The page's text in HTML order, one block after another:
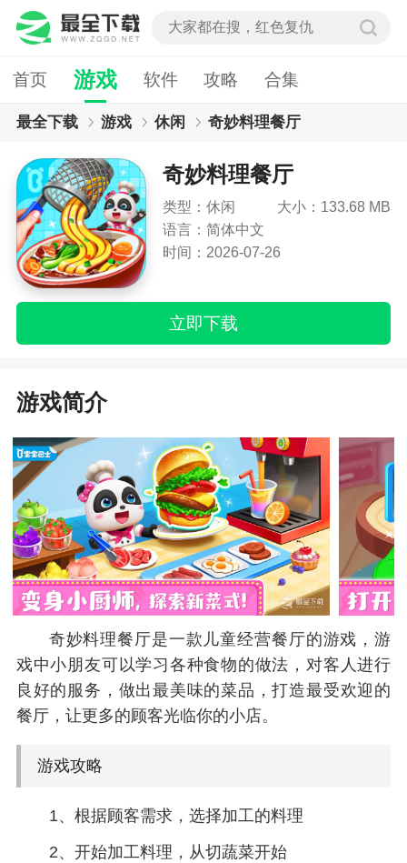
首页 游戏 软件 攻略 合集
最全下载 游戏 休闲 奇妙料理餐厅
奇妙料理餐厅
类型：休闲
大小：133.68 MB
语言：简体中文
时间：2026-07-26
立即下载
游戏简介
奇妙料理餐厅是一款儿童经营餐厅的游戏，游
戏中小朋友可以学习各种食物的做法，对客人进行
良好的服务，做出最美味的菜品，打造最受欢迎的
餐厅，让更多的顾客光临你的小店。
游戏攻略
1、根据顾客需求，选择加工的料理
2、开始加工料理，从切蔬菜开始